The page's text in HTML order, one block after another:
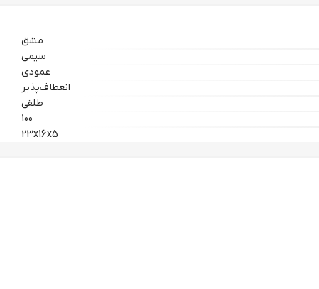
مشق
سیمی
عمودی
انعطاف‌پذیر
طلقی
100
23x16x5